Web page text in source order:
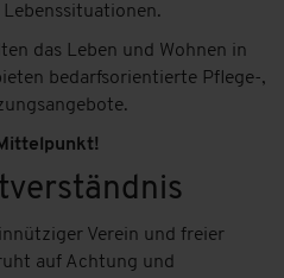
das Leben und Wohnen in
bedarfsorientierte Pflege-,
Verein und freier
auf Achtung und